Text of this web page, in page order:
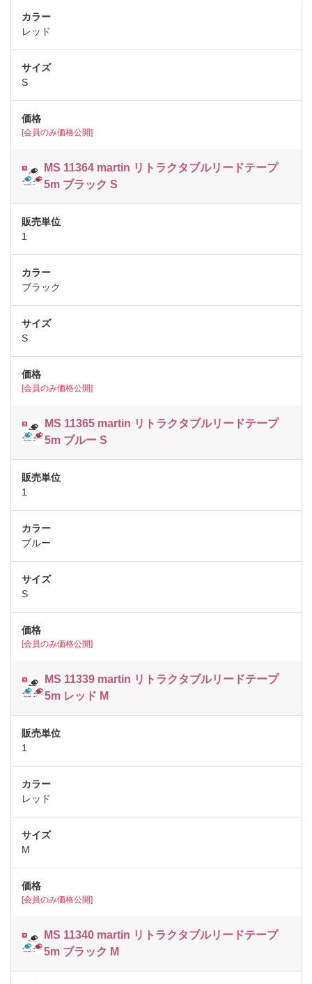
レッド
S
[会員のみ価格公開]
MS 11364 martin リトラクタブルリードテープ
5m ブラック S
1
ブラック
S
[会員のみ価格公開]
MS 11365 martin リトラクタブルリードテープ
5m ブルー S
1
ブルー
S
[会員のみ価格公開]
MS 11339 martin リトラクタブルリードテープ
5m レッド M
1
レッド
M
[会員のみ価格公開]
MS 11340 martin リトラクタブルリードテープ
5m ブラック M